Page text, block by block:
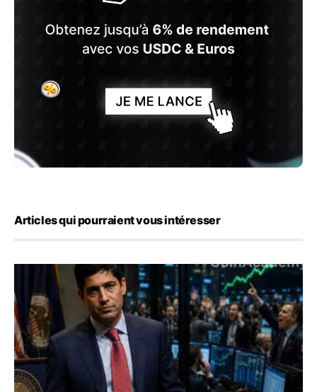
Articles qui pourraient vous intéresser
Emploi américain : 23 000 postes détruits en juillet, les